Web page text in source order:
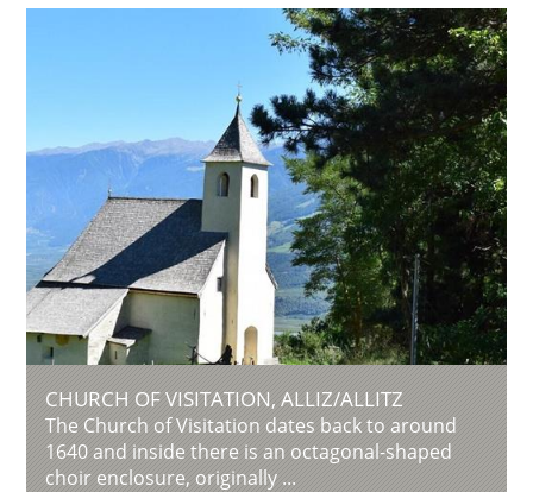
CHURCH OF VISITATION, ALLIZ/ALLITZ
The Church of Visitation dates back to around
1640 and inside there is an octagonal-shaped
choir enclosure, originally ...